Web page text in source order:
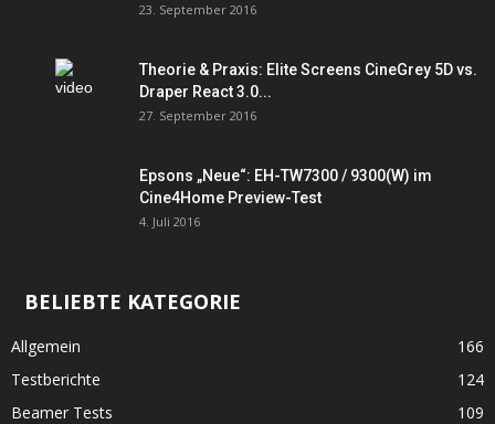
23. September 2016
Theorie & Praxis: Elite Screens CineGrey 5D vs.
Draper React 3.0...
27. September 2016
Epsons „Neue“: EH-TW7300 / 9300(W) im
Cine4Home Preview-Test
4. Juli 2016
BELIEBTE KATEGORIE
Allgemein
166
Testberichte
124
Beamer Tests
109